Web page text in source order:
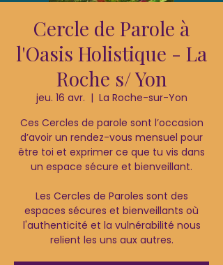
Cercle de Parole à
l'Oasis Holistique - La
Roche s/ Yon
jeu. 16 avr.
  |
La Roche-sur-Yon
Ces Cercles de parole sont l’occasion
d’avoir un rendez-vous mensuel pour
être toi et exprimer ce que tu vis dans
un espace sécure et bienveillant.
Les Cercles de Paroles sont des
espaces sécures et bienveillants où
l'authenticité et la vulnérabilité nous
relient les uns aux autres.